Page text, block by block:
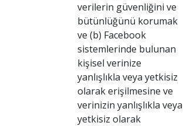
verilerin güvenliğini ve
bütünlüğünü korumak
ve (b) Facebook
sistemlerinde bulunan
kişisel verinize
yanlışlıkla veya yetkisiz
olarak erişilmesine ve
verinizin yanlışlıkla veya
yetkisiz olarak